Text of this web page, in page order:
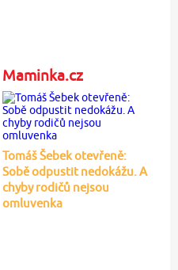
Maminka.cz
Tomáš Šebek otevřeně:
Sobě odpustit nedokážu. A
chyby rodičů nejsou
omluvenka